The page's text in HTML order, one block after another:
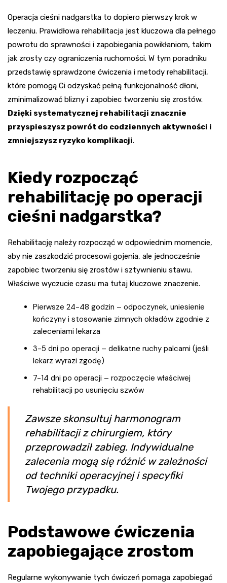
Operacja cieśni nadgarstka to dopiero pierwszy krok w
leczeniu. Prawidłowa rehabilitacja jest kluczowa dla pełnego
powrotu do sprawności i zapobiegania powikłaniom, takim
jak zrosty czy ograniczenia ruchomości. W tym poradniku
przedstawię sprawdzone ćwiczenia i metody rehabilitacji,
które pomogą Ci odzyskać pełną funkcjonalność dłoni,
zminimalizować blizny i zapobiec tworzeniu się zrostów.
Dzięki systematycznej rehabilitacji znacznie
przyspieszysz powrót do codziennych aktywności i
zmniejszysz ryzyko komplikacji.
Kiedy rozpocząć
rehabilitację po operacji
cieśni nadgarstka?
Rehabilitację należy rozpocząć w odpowiednim momencie,
aby nie zaszkodzić procesowi gojenia, ale jednocześnie
zapobiec tworzeniu się zrostów i sztywnieniu stawu.
Właściwe wyczucie czasu ma tutaj kluczowe znaczenie.
Pierwsze 24-48 godzin – odpoczynek, uniesienie
kończyny i stosowanie zimnych okładów zgodnie z
zaleceniami lekarza
3-5 dni po operacji – delikatne ruchy palcami (jeśli
lekarz wyrazi zgodę)
7-14 dni po operacji – rozpoczęcie właściwej
rehabilitacji po usunięciu szwów
Zawsze skonsultuj harmonogram
rehabilitacji z chirurgiem, który
przeprowadził zabieg. Indywidualne
zalecenia mogą się różnić w zależności
od techniki operacyjnej i specyfiki
Twojego przypadku.
Podstawowe ćwiczenia
zapobiegające zrostom
Regularne wykonywanie tych ćwiczeń pomaga zapobiegać